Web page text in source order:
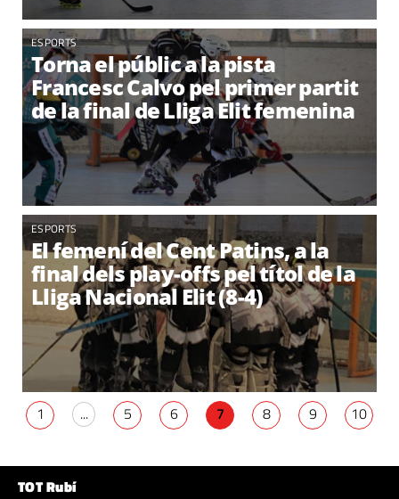
ESPORTS
Torna el públic a la pista
Francesc Calvo pel primer partit
de la final de Lliga Elit femenina
ESPORTS
El femení del Cent Patins, a la
final dels play-offs pel títol de la
Lliga Nacional Elit (8-4)
1 ... 5 6 7 8 9 10
TOT Rubí